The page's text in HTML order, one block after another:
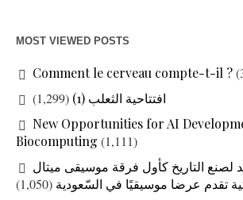
MOST VIEWED POSTS
Comment le cerveau compte-t-il ?
افتتاحية الثعلب (1)
(1,299)
New Opportunities for AI
Biocomputing (1,111)
لصنع التاريخ كأول فرقة موسيقى ميتال
تقدم عرضا موسيقيًا في السّعودية (1,050)